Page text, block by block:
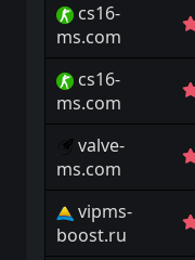
cs16-
ms.com
cs16-
ms.com
valve-
ms.com
vipms-
boost.ru